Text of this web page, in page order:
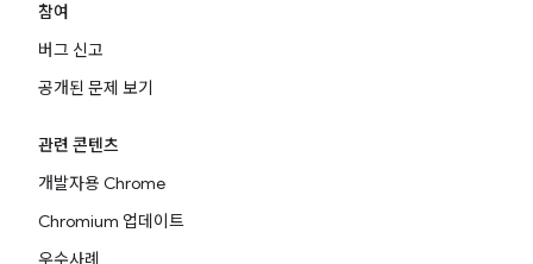
참여
버그 신고
공개된 문제 보기
관련 콘텐츠
개발자용 Chrome
Chromium 업데이트
우수사례